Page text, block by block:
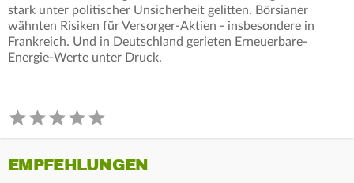
stark unter politischer Unsicherheit gelitten. Börsianer
wähnten Risiken für Versorger-Aktien - insbesondere in
Frankreich. Und in Deutschland gerieten Erneuerbare-
Energie-Werte unter Druck.
EMPFEHLUNGEN